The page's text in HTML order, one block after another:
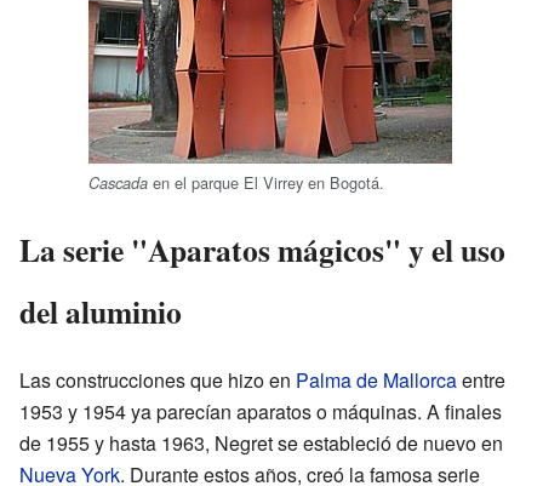
Cascada en el parque El Virrey en Bogotá.
La serie "Aparatos mágicos" y el uso
del aluminio
Las construcciones que hizo en Palma de Mallorcaentre
1953 y 1954 ya parecían aparatos o máquinas. A finales
de 1955 y hasta 1963, Negret se estableció de nuevo en
Nueva York. Durante estos años, creó la famosa serie